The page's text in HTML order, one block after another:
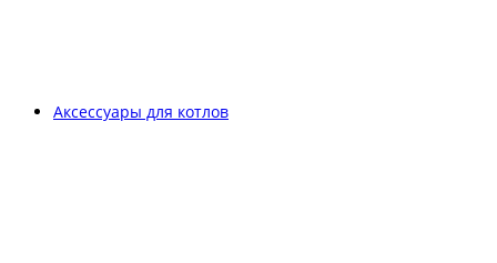
Аксессуары для котлов